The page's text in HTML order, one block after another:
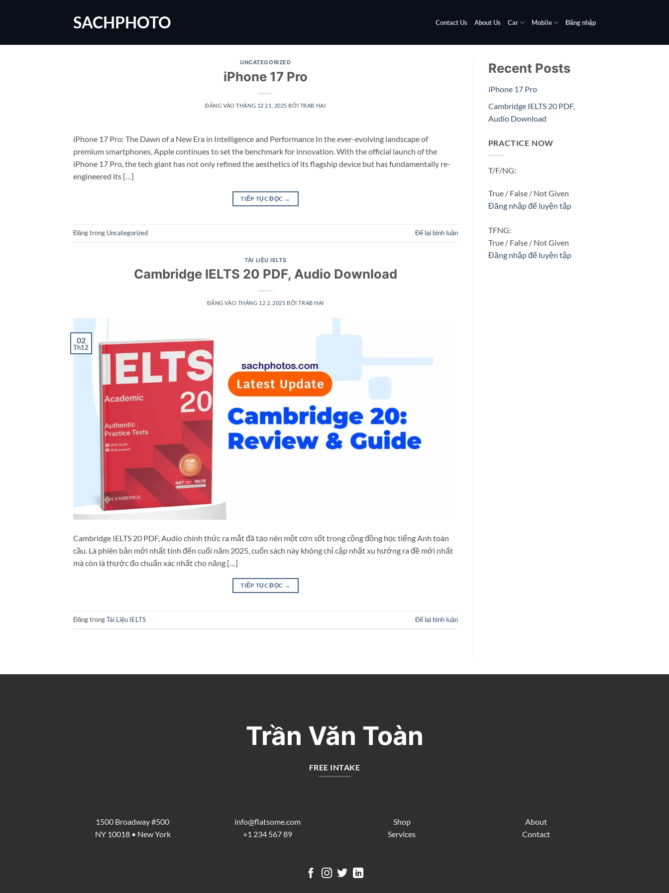
dung
SACHPHOTO Contact Us About Us Car Mobile Đăng nhập
UNCATEGORIZED
iPhone 17 Pro
ĐĂNG VÀOTHÁNG 12 21, 2025 BỞI TRAB HAI
iPhone 17 Pro: The Dawn of a New Era in Intelligence and Performance In the ever-evolving landscape of
premium smartphones, Apple continues to set the benchmark for innovation. With the official launch of the
iPhone 17 Pro, the tech giant has not only refined the aesthetics of its flagship device but has fundamentally re-
engineered its […]
TIẾP TỤC ĐỌC →
Đăng trong Uncategorized Để lại bình luận
TÀI LIỆU IELTS
Cambridge IELTS 20 PDF, Audio Download
ĐĂNG VÀO THÁNG 12 2, 2025 BỞITRAB HAI
02
Th12
Cambridge IELTS 20 PDF, Audio chính thức ra mắt đã tạo nên một cơn sốt trong cộng đồng học tiếng Anh toàn
cầu. Là phiên bản mới nhất tính đến cuối năm 2025, cuốn sách này không chỉ cập nhật xu hướng ra đề mới nhất
mà còn là thước đo chuẩn xác nhất cho năng […]
TIẾP TỤC ĐỌC →
Đăng trongTài Liệu IELTS Để lại bình luận
Recent Posts
iPhone 17 Pro
Cambridge IELTS 20 PDF,
Audio Download
PRACTICE NOW
T/F/NG:
True / False / Not Given
Đăng nhập để luyện tập
TFNG:
True / False / Not Given
Đăng nhập để luyện tập
Trần Văn Toàn
FREE INTAKE
1500 Broadway #500
NY 10018 • New York
info@flatsome.com
+1 234 567 89
Shop
Services
About
Contact